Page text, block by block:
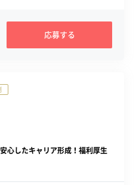
応募する
心したキャリア形成！福利厚生